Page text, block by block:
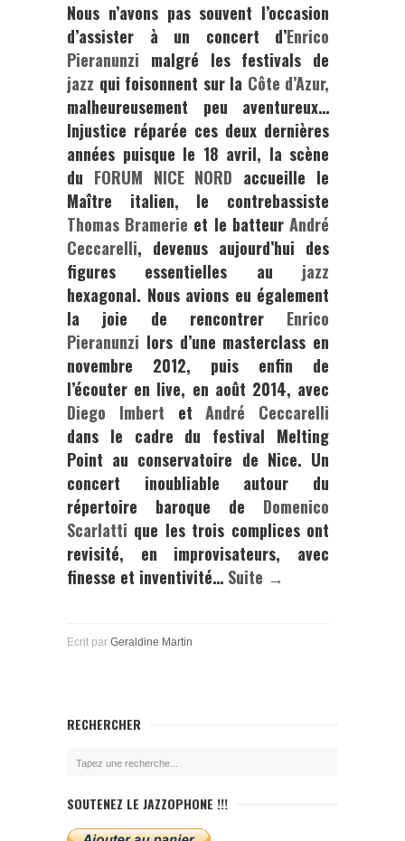
Nous n’avons pas souvent l’occasion
d’assister à un concert d’Enrico
Pieranunzi malgré les festivals de
jazz qui foisonnent sur la Côte d’Azur,
malheureusement peu aventureux…
Injustice réparée ces deux dernières
années puisque le 18 avril, la scène
du FORUM NICE NORD accueille le
Maître italien, le contrebassiste
Thomas Bramerie et le batteur André
Ceccarelli, devenus aujourd’hui des
figures essentielles au jazz
hexagonal. Nous avions eu également
la joie de rencontrer Enrico
Pieranunzi lors d’une masterclass en
novembre 2012, puis enfin de
l’écouter en live, en août 2014, avec
Diego Imbert
etAndré Ceccarelli
dans le cadre du festival Melting
Point au conservatoire de Nice. Un
concert inoubliable autour du
répertoire baroque de Domenico
Scarlatti que les trois complices ont
revisité, en improvisateurs, avec
finesse et inventivité… Suite →
Ecrit par Geraldine Martin
RECHERCHER
SOUTENEZ LE JAZZOPHONE !!!